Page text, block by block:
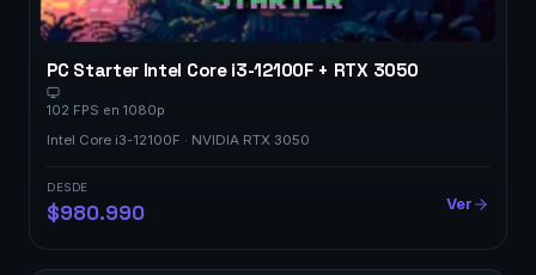
PC Starter Intel Core i3-12100F + RTX 3050
102 FPS en 1080p
Intel Core i3-12100F · NVIDIA RTX 3050
DESDE
$980.990 Ver